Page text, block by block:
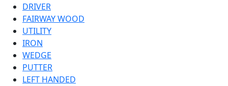
DRIVER
FAIRWAY WOOD
UTILITY
IRON
WEDGE
PUTTER
LEFT HANDED